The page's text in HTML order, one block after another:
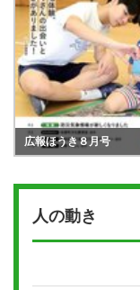
広報ほうき８月号
人の動き